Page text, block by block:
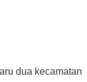
dua kecamatan